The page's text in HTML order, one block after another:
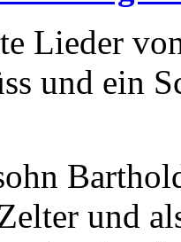
Lieder
und ein
und